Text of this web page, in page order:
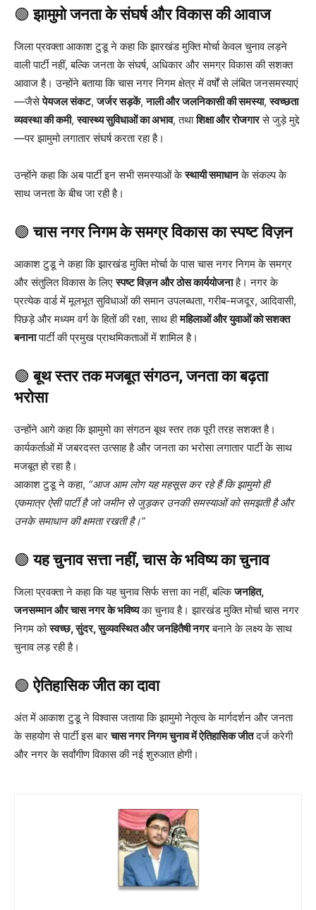
🟢झामुमो जनता के संघर्ष और विकास की आवाज
जिला प्रवक्ता आकाश टुडू ने कहा कि झारखंड मुक्ति मोर्चा केवल चुनाव लड़ने
वाली पार्टी नहीं, बल्कि जनता के संघर्ष, अधिकार और समग्र विकास की सशक्त
आवाज है। उन्होंने बताया कि चास नगर निगम क्षेत्र में वर्षों से लंबित जनसमस्याएं
—जैसेपेयजल संकट,जर्जर सड़कें,नाली और जलनिकासी की समस्या,स्वच्छता
व्यवस्था की कमी,स्वास्थ्य सुविधाओं का अभाव, तथाशिक्षा और रोजगारसे जुड़े मुद्दे
—पर झामुमो लगातार संघर्ष करता रहा है।
उन्होंने कहा कि अब पार्टी इन सभी समस्याओं केस्थायी समाधानके संकल्प के
साथ जनता के बीच जा रही है।
🟢चास नगर निगम के समग्र विकास का स्पष्ट विज़न
आकाश टुडू ने कहा कि झारखंड मुक्ति मोर्चा के पास चास नगर निगम के समग्र
और संतुलित विकास के लिएस्पष्ट विज़न और ठोस कार्ययोजनाहै। नगर के
प्रत्येक वार्ड में मूलभूत सुविधाओं की समान उपलब्धता, गरीब-मजदूर, आदिवासी,
पिछड़े और मध्यम वर्ग के हितों की रक्षा, साथ हीमहिलाओं और युवाओं को सशक्त
बनानापार्टी की प्रमुख प्राथमिकताओं में शामिल है।
🟢बूथ स्तर तक मजबूत संगठन, जनता का बढ़ता
भरोसा
उन्होंने आगे कहा कि झामुमो का संगठन बूथ स्तर तक पूरी तरह सशक्त है।
कार्यकर्ताओं में जबरदस्त उत्साह है और जनता का भरोसा लगातार पार्टी के साथ
मजबूत हो रहा है।
आकाश टुडू ने कहा, “आज आम लोग यह महसूस कर रहे हैं कि झामुमो ही
एकमात्र ऐसी पार्टी है जो जमीन से जुड़कर उनकी समस्याओं को समझती है और
उनके समाधान की क्षमता रखती है।”
🟢यह चुनाव सत्ता नहीं, चास के भविष्य का चुनाव
जिला प्रवक्ता ने कहा कि यह चुनाव सिर्फ सत्ता का नहीं, बल्किजनहित,
जनसम्मान और चास नगर के भविष्यका चुनाव है। झारखंड मुक्ति मोर्चा चास नगर
निगम कोस्वच्छ, सुंदर, सुव्यवस्थित और जनहितैषी नगरबनाने के लक्ष्य के साथ
चुनाव लड़ रही है।
🟢ऐतिहासिक जीत का दावा
अंत में आकाश टुडू ने विश्वास जताया कि झामुमो नेतृत्व के मार्गदर्शन और जनता
के सहयोग से पार्टी इस बारचास नगर निगम चुनाव में ऐतिहासिक जीतदर्ज करेगी
और नगर के सर्वांगीण विकास की नई शुरुआत होगी।